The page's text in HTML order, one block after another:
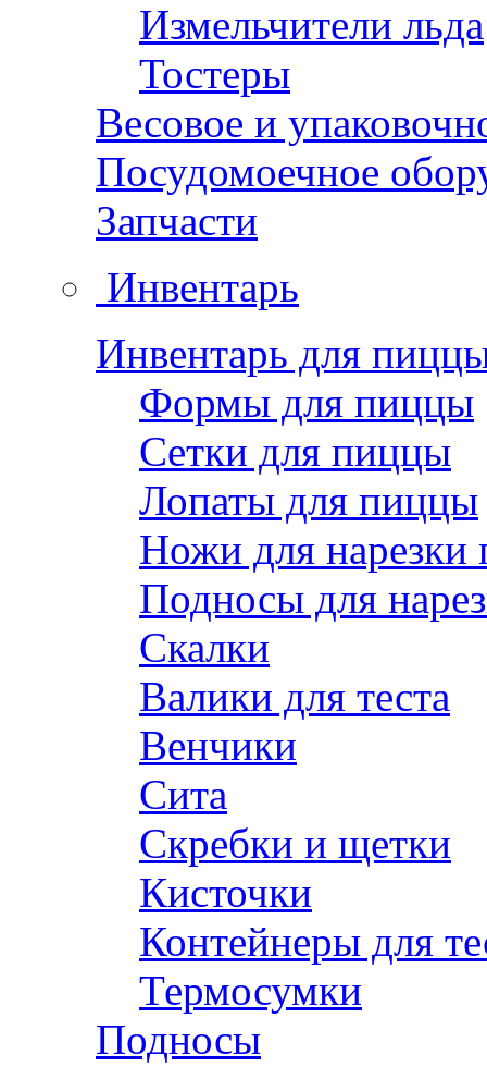
Измельчители льда
Тостеры
Весовое и
Посудомоечное
Запчасти
Инвентарь
Инвентарь для
Формы для пиццы
Сетки для пиццы
Лопаты для пиццы
Ножи для нарезки
Подносы для
Скалки
Валики для теста
Венчики
Сита
Скребки и щетки
Кисточки
Контейнеры для
Термосумки
Подносы